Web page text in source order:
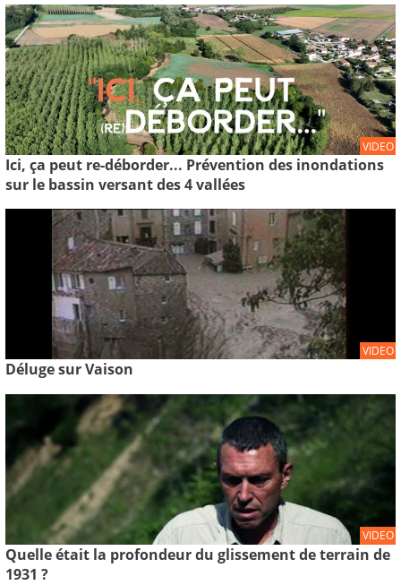
VIDEO
Ici, ça peut re-déborder... Prévention des inondations
sur le bassin versant des 4 vallées
VIDEO
Déluge sur Vaison
VIDEO
Quelle était la profondeur du glissement de terrain de
1931 ?